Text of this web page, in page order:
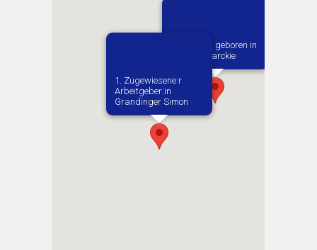
Vermutlich geboren in
Swinice Warckie
1. Zugewiesene:r
Arbeitgeber:in​
Grandinger Simon